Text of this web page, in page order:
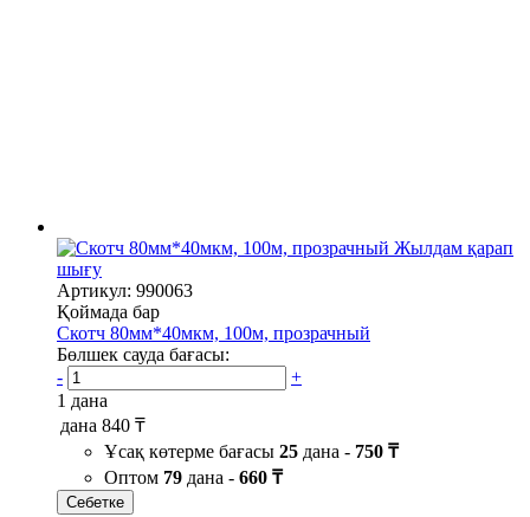
Жылдам қарап
шығу
Артикул: 990063
Қоймада бар
Скотч 80мм*40мкм, 100м, прозрачный
Бөлшек сауда бағасы:
-
+
1 дана
дана 840 ₸
Ұсақ көтерме бағасы 25 дана - 750 ₸
Оптом 79 дана - 660 ₸
Себетке